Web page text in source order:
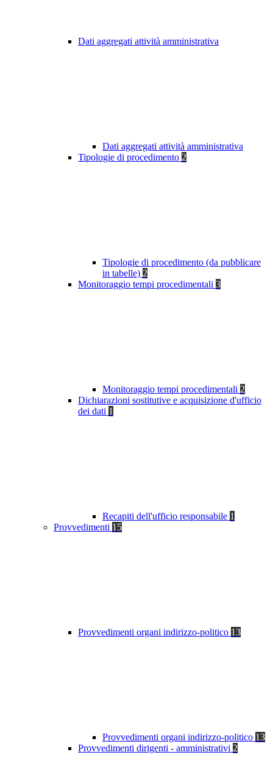
Dati aggregati attività amministrativa
Dati aggregati attività amministrativa
Tipologie di procedimento 2
Tipologie di procedimento (da pubblicare
in tabelle) 2
Monitoraggio tempi procedimentali 3
Monitoraggio tempi procedimentali 2
Dichiarazioni sostitutive e acquisizione d'ufficio
dei dati 1
Recapiti dell'ufficio responsabile 1
Provvedimenti 15
Provvedimenti organi indirizzo-politico 13
Provvedimenti organi indirizzo-politico 13
Provvedimenti dirigenti - amministrativi 2